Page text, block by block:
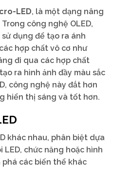
LED, là một dạng nâng
công nghệ OLED,
dụng để tạo ra ánh
hợp chất vô cơ như
đi qua các hợp chất
ra hình ảnh đầy màu sắc
công nghệ này đắt hơn
hiển thị sáng và tốt hơn.
khác nhau, phân biệt dựa
chức năng hoặc hình
phá các biến thể khác